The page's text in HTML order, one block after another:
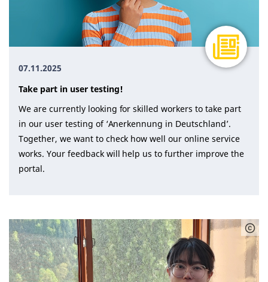
07.11.2025
Take part in user testing!
We are currently looking for skilled workers to take part
in our user testing of ‘Anerkennung in Deutschland’.
Together, we want to check how well our online service
works. Your feedback will help us to further improve the
portal.